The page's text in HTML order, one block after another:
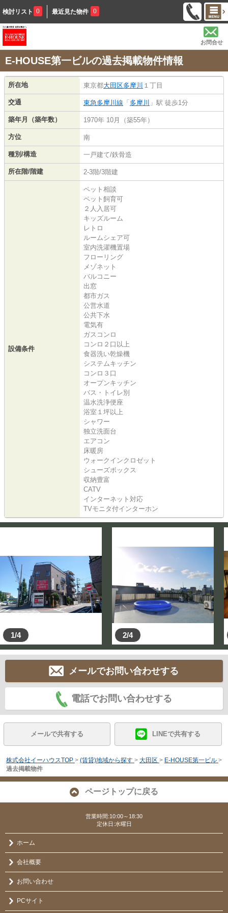
検討リスト 0 最近見た物件 0
お問合せ
E-HOUSE第一ビルの過去掲載物件情報
所在地 東京都大田区多摩川 １丁目
交通 東急多摩川線 「 多摩川 」駅 徒歩1分
築年月（築年数） 1970年 10月（築55年）
方位 南
種別/構造 一戸建て/鉄骨造
所在階/階建 2-3階/3階建
設備条件
ペット相談
ペット飼育可
２人入居可
キッズルーム
レトロ
ルームシェア可
室内洗濯機置場
フローリング
メゾネット
バルコニー
出窓
都市ガス
公営水道
公共下水
電気有
ガスコンロ
コンロ２口以上
食器洗い乾燥機
システムキッチン
コンロ３口
オープンキッチン
バス・トイレ別
温水洗浄便座
浴室１坪以上
シャワー
独立洗面台
エアコン
床暖房
ウォークインクロゼット
シューズボックス
収納豊富
CATV
インターネット対応
TVモニタ付インターホン
1/4 2/4
メールでお問い合わせする
電話でお問い合わせする
メールで共有する LINEで共有する
株式会社イーハウスTOP > (賃貸)地域から探す > 大田区 > E-HOUSE第一ビル >
過去掲載物件
ページトップに戻る
営業時間:10:00～18:30
定休日:水曜日
ホーム
会社概要
お問い合わせ
PCサイト